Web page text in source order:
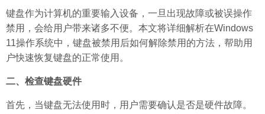
键盘作为计算机的重要输入设备，一旦出现故障或被误操作
禁用，会给用户带来诸多不便。本文将详细解析在Windows
11操作系统中，键盘被禁用后如何解除禁用的方法，帮助用
户快速恢复键盘的正常使用。
二、检查键盘硬件
首先，当键盘无法使用时，用户需要确认是否是硬件故障。